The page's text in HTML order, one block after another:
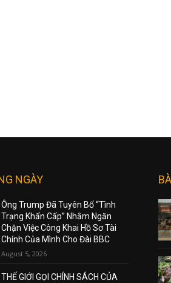
NGÀY
Ông Trump Đã Tuyên Bố “Tình
Trạng Khẩn Cấp” Nhằm Ngăn
Chặn Việc Công Khai Hồ Sơ Tài
Chính Của Mình Cho Đài BBC
August 5, 2026
THẾ GIỚI GỌI CHÍNH SÁCH CỦA